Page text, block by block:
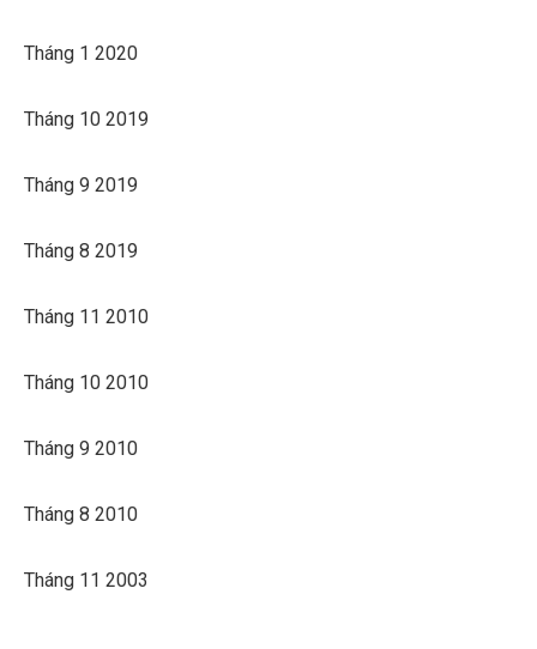
Tháng 1 2020
Tháng 10 2019
Tháng 9 2019
Tháng 8 2019
Tháng 11 2010
Tháng 10 2010
Tháng 9 2010
Tháng 8 2010
Tháng 11 2003